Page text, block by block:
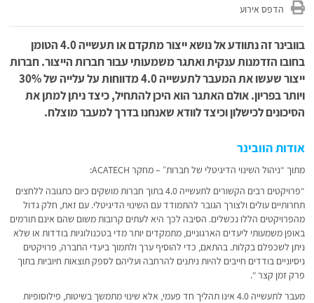
הדפס אירוע
בוובינר זה נתוודע אל נושא ייצור מתקדם או תעשייה 4.0 הטומן
בחובו הזדמנות ענקית ואתגר משמעותי עבור חברות הייצור.חברות
ייצור שעשו את המעבר לתעשייה 4.0 מדווחות על עלייה של 30%
ויותר בפריון. אולם האתגר הוא היכן להתחיל, כיצד ניתן למתן את
הסיכונים לכישלון וכיצד לוודא שאנחנו בדרך למעבר מוצלח.
אודות הוובינר
מתוך “ניהול השינוי הדיגיטלי של חברות״ – מחקר ACATECH:
“פרויקטים רבים הקשורים לתעשייה 4.0 בתוך חברות מושקים כיום כתגובה ללחצים
תחרותיים עולים ולצורך הגובר להתמודד עם השינוי הדיגיטלי. עם זאת, חלק גדול
מהפרויקטים הללו נכשלים. הסיבה לכך היא לעתים קרובות משום שהם אינם תורמים
באופן משמעותי ליעדים הארגוניים, מתמקדים יותר מדי בטכנולוגיות בודדות או שלא
ניתן לשכפלם בקלות. בהתאם, כדי להוסיף ערך ולתמוך ביעדי החברה, פרויקטים
ניסיוניים בודדים חייבים להיות ניתנים להרחבה ועליהם לספק תוצאות חיוביות בתוך
פרק זמן קצר “.
מעבר לתעשייה 4.0 אינו תהליך חד פעמי, אלא שינוי מתמשך בשיטות, פילוסופיות